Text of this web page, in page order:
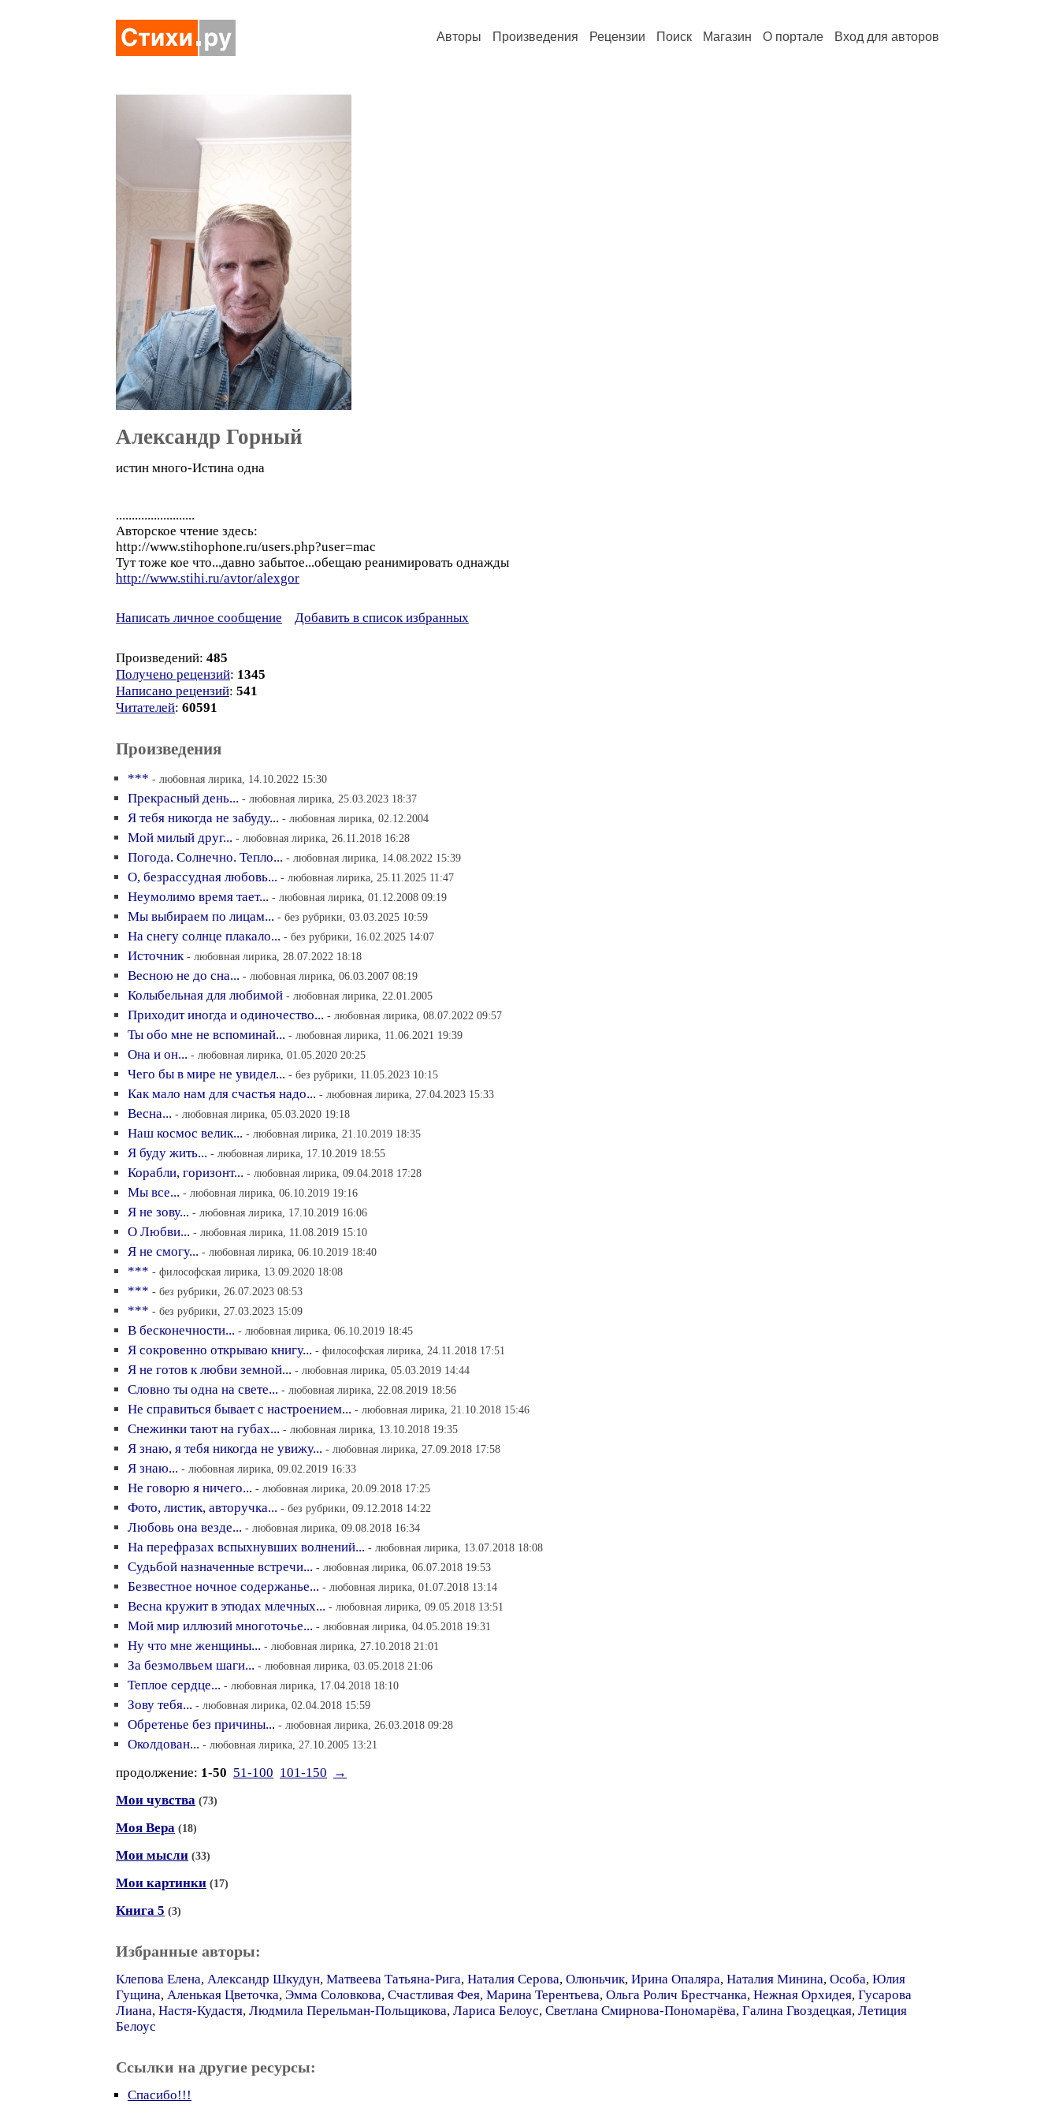
Авторы Произведения Рецензии Поиск Магазин О портале Вход для авторов
Александр Горный
истин много-Истина одна
.........................
Авторское чтение здесь:
http://www.stihophone.ru/users.php?user=mac
Тут тоже кое что...давно забытое...обещаю реанимировать однажды
http://www.stihi.ru/avtor/alexgor
Написать личное сообщение Добавить в список избранных
Произведений: 485
Получено рецензий: 1345
Написано рецензий: 541
Читателей: 60591
Произведения
*** - любовная лирика, 14.10.2022 15:30
Прекрасный день... - любовная лирика, 25.03.2023 18:37
Я тебя никогда не забуду... - любовная лирика, 02.12.2004
Мой милый друг... - любовная лирика, 26.11.2018 16:28
Погода. Солнечно. Тепло... - любовная лирика, 14.08.2022 15:39
О, безрассудная любовь... - любовная лирика, 25.11.2025 11:47
Неумолимо время тает... - любовная лирика, 01.12.2008 09:19
Мы выбираем по лицам... - без рубрики, 03.03.2025 10:59
На снегу солнце плакало... - без рубрики, 16.02.2025 14:07
Источник - любовная лирика, 28.07.2022 18:18
Весною не до сна... - любовная лирика, 06.03.2007 08:19
Колыбельная для любимой - любовная лирика, 22.01.2005
Приходит иногда и одиночество... - любовная лирика, 08.07.2022 09:57
Ты обо мне не вспоминай... - любовная лирика, 11.06.2021 19:39
Она и он... - любовная лирика, 01.05.2020 20:25
Чего бы в мире не увидел... - без рубрики, 11.05.2023 10:15
Как мало нам для счастья надо... - любовная лирика, 27.04.2023 15:33
Весна... - любовная лирика, 05.03.2020 19:18
Наш космос велик... - любовная лирика, 21.10.2019 18:35
Я буду жить... - любовная лирика, 17.10.2019 18:55
Корабли, горизонт... - любовная лирика, 09.04.2018 17:28
Мы все... - любовная лирика, 06.10.2019 19:16
Я не зову... - любовная лирика, 17.10.2019 16:06
О Любви... - любовная лирика, 11.08.2019 15:10
Я не смогу... - любовная лирика, 06.10.2019 18:40
*** - философская лирика, 13.09.2020 18:08
*** - без рубрики, 26.07.2023 08:53
*** - без рубрики, 27.03.2023 15:09
В бесконечности... - любовная лирика, 06.10.2019 18:45
Я сокровенно открываю книгу... - философская лирика, 24.11.2018 17:51
Я не готов к любви земной... - любовная лирика, 05.03.2019 14:44
Словно ты одна на свете... - любовная лирика, 22.08.2019 18:56
Не справиться бывает с настроением... - любовная лирика, 21.10.2018 15:46
Снежинки тают на губах... - любовная лирика, 13.10.2018 19:35
Я знаю, я тебя никогда не увижу... - любовная лирика, 27.09.2018 17:58
Я знаю... - любовная лирика, 09.02.2019 16:33
Не говорю я ничего... - любовная лирика, 20.09.2018 17:25
Фото, листик, авторучка... - без рубрики, 09.12.2018 14:22
Любовь она везде... - любовная лирика, 09.08.2018 16:34
На перефразах вспыхнувших волнений... - любовная лирика, 13.07.2018 18:08
Судьбой назначенные встречи... - любовная лирика, 06.07.2018 19:53
Безвестное ночное содержанье... - любовная лирика, 01.07.2018 13:14
Весна кружит в этюдах млечных... - любовная лирика, 09.05.2018 13:51
Мой мир иллюзий многоточье... - любовная лирика, 04.05.2018 19:31
Ну что мне женщины... - любовная лирика, 27.10.2018 21:01
За безмолвьем шаги... - любовная лирика, 03.05.2018 21:06
Теплое сердце... - любовная лирика, 17.04.2018 18:10
Зову тебя... - любовная лирика, 02.04.2018 15:59
Обретенье без причины... - любовная лирика, 26.03.2018 09:28
Околдован... - любовная лирика, 27.10.2005 13:21
продолжение: 1-50 51-100 101-150
→
Мои чувства (73)
Моя Вера (18)
Мои мысли (33)
Мои картинки (17)
Книга 5 (3)
Избранные авторы:
Клепова Елена, Александр Шкудун, Матвеева Татьяна-Рига, Наталия Серова, Олюньчик, Ирина Опаляра, Наталия Минина, Особа, Юлия
Гущина, Аленькая Цветочка, Эмма Соловкова, Счастливая Фея, Марина Терентьева, Ольга Ролич Брестчанка, Нежная Орхидея, Гусарова
Лиана, Настя-Кудастя, Людмила Перельман-Польщикова, Лариса Белоус, Светлана Смирнова-Пономарёва, Галина Гвоздецкая, Летиция
Белоус
Ссылки на другие ресурсы:
Спасибо!!!